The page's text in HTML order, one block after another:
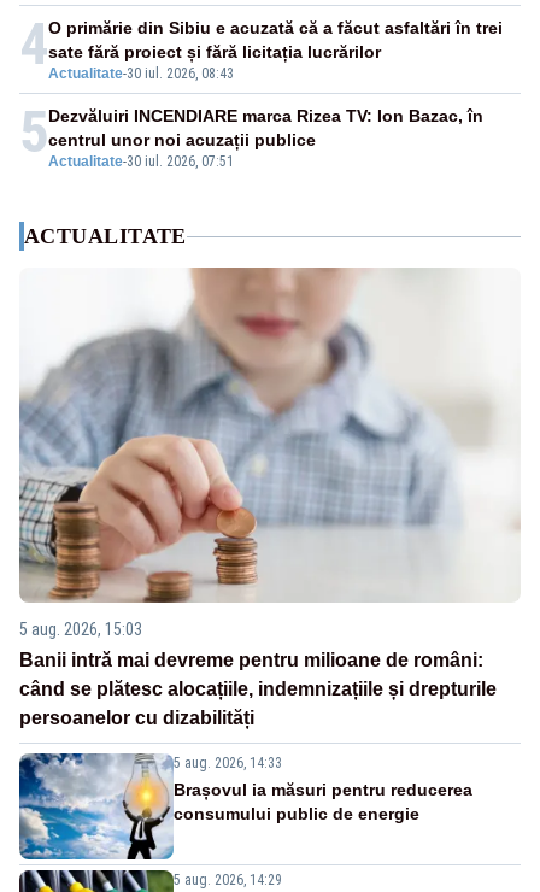
4Actualitate-30 iul. 2026, 08:43
O primărie din Sibiu e acuzată că a făcut asfaltări în trei
sate fără proiect și fără licitația lucrărilor
5Actualitate-30 iul. 2026, 07:51
Dezvăluiri INCENDIARE marca Rizea TV: Ion Bazac, în
centrul unor noi acuzații publice
ACTUALITATE
5 aug. 2026, 15:03
Banii intră mai devreme pentru milioane de români:
când se plătesc alocațiile, indemnizațiile și drepturile
persoanelor cu dizabilități
5 aug. 2026, 14:33
Brașovul ia măsuri pentru reducerea
consumului public de energie
5 aug. 2026, 14:29